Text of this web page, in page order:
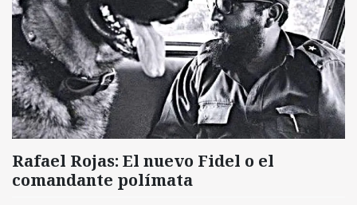
Rafael Rojas: El nuevo Fidel o el
comandante polímata